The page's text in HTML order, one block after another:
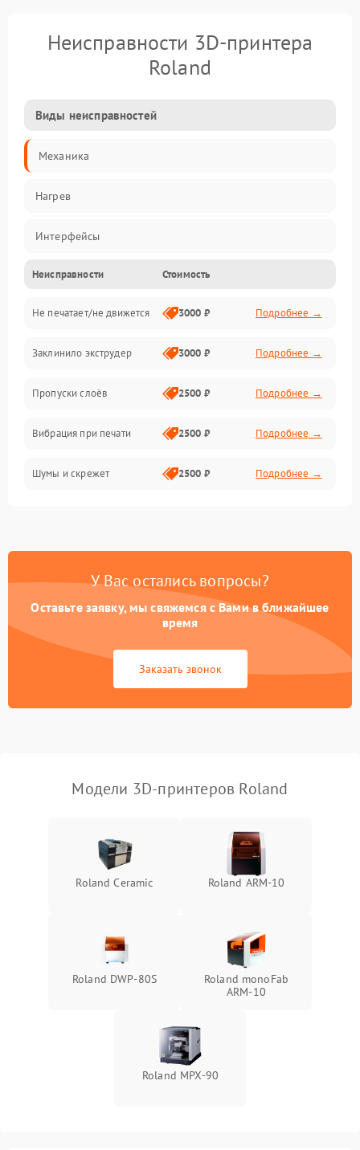
Неисправности 3D-принтера
Roland
Виды неисправностей
Механика
Нагрев
Интерфейсы
ПО
Неисправности Стоимость
Не печатает/не движется 3000 ₽ Подробнее →
Заклинило экструдер 3000 ₽ Подробнее →
Пропуски слоёв 2500 ₽ Подробнее →
Вибрация при печати 2500 ₽ Подробнее →
Шумы и скрежет 2500 ₽ Подробнее →
У Вас остались вопросы?
Оставьте заявку, мы свяжемся с Вами в ближайшее
время
Заказать звонок
Модели 3D-принтеров Roland
Roland Ceramic Roland ARM-10
Roland DWP-80S
Roland monoFab
ARM‑10
Roland MPX‑90